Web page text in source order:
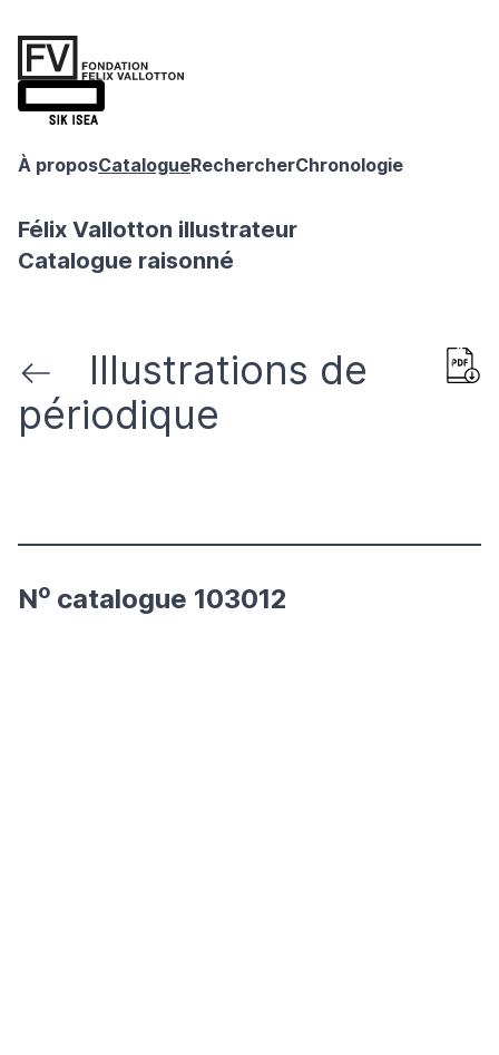
À proposCatalogueRechercherChronologie
Félix Vallotton illustrateur
Catalogue raisonné
Illustrations de
périodique
No catalogue 103012